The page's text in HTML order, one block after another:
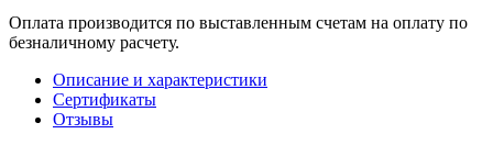
Оплата производится по выставленным счетам на оплату по
безналичному расчету.
Описание и характеристики
Сертификаты
Отзывы